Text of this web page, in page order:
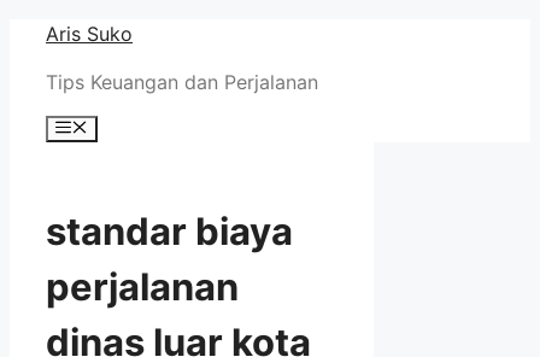
Skip
content
Aris Suko
Tips Keuangan dan Perjalanan
Menu
standar biaya
perjalanan
dinas luar kota